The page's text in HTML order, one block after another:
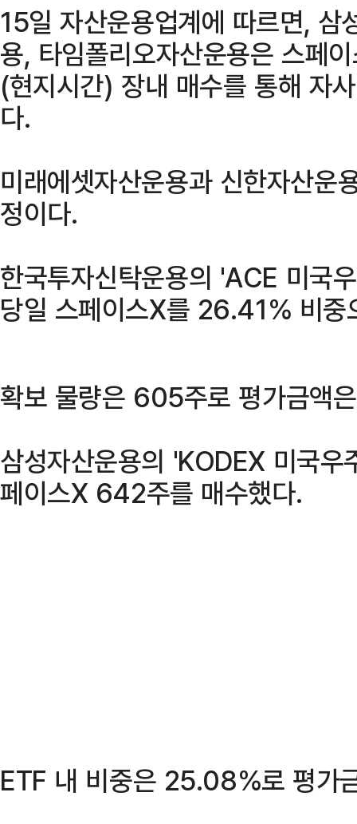
15일 자산운용업계에 따르면, 삼
용, 타임폴리오자산운용은 스페
(현지시간) 장내 매수를 통해 자
다.
미래에셋자산운용과 신한자산운
정이다.
한국투자신탁운용의 'ACE 미국
당일 스페이스X를 26.41% 비중
확보 물량은 605주로 평가금액
삼성자산운용의 'KODEX 미국
페이스X 642주를 매수했다.
ETF 내 비중은 25.08%로 평가